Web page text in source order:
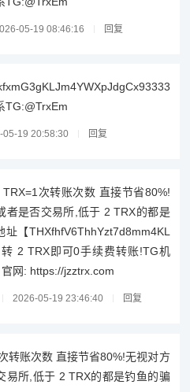
05-19 08:46:16 回复
TG:@TrxEm
05-19 20:58:30 回复
次转账次数 直接节省80%!
者是否交易所,低于 2 TRX的都是
【THXfhfV6ThhYzt7d8mm4KL
转 2 TRX即可0手续费转账!TG机
网: https://jzztrx.com
2026-05-19 23:46:40 回复
转账次数 直接节省80%!无视对方
易所,低于 2 TRX的都是钓鱼的骗